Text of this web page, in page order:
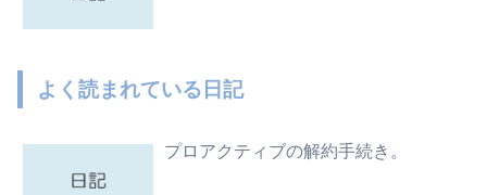
よく読まれている日記
プロアクティブの解約手続き。